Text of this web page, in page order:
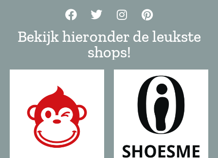
Bekijk hieronder de leukste
shops!